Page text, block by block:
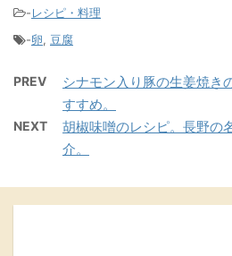
-レシピ・料理
-卵, 豆腐
PREV
シナモン入り豚の生姜焼き
すすめ。
NEXT
胡椒味噌のレシピ。長野の
介。